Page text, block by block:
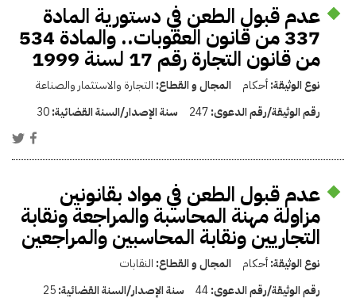
عدم قبول الطعن في دستورية المادة
337 من قانون العقوبات.. والمادة 534
من قانون التجارة رقم 17 لسنة 1999
نوع الوثيقة:أحكام المجال و القطاع: التجارة والاستثمار والصناعة
رقم الوثيقة/رقم الدعوى:247 سنة الإصدار/السنة القضائية:30
عدم قبول الطعن في مواد بقانونين
مزاولة مهنة المحاسبة والمراجعة ونقابة
التجاريين ونقابة المحاسبين والمراجعين
نوع الوثيقة:أحكام المجال و القطاع: النقابات
رقم الوثيقة/رقم الدعوى:44 سنة الإصدار/السنة القضائية:25